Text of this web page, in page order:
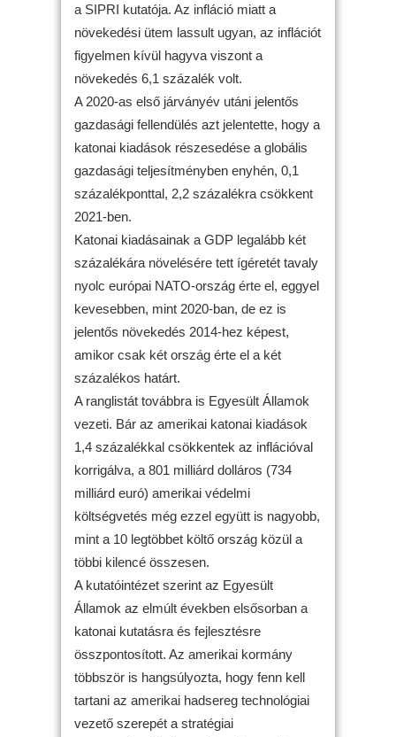
a SIPRI kutatója. Az infláció miatt a
növekedési ütem lassult ugyan, az inflációt
figyelmen kívül hagyva viszont a
növekedés 6,1 százalék volt.
A 2020-as első járványév utáni jelentős
gazdasági fellendülés azt jelentette, hogy a
katonai kiadások részesedése a globális
gazdasági teljesítményben enyhén, 0,1
százalékponttal, 2,2 százalékra csökkent
2021-ben.
Katonai kiadásainak a GDP legalább két
százalékára növelésére tett ígéretét tavaly
nyolc európai NATO-ország érte el, eggyel
kevesebben, mint 2020-ban, de ez is
jelentős növekedés 2014-hez képest,
amikor csak két ország érte el a két
százalékos határt.
A ranglistát továbbra is Egyesült Államok
vezeti. Bár az amerikai katonai kiadások
1,4 százalékkal csökkentek az inflációval
korrigálva, a 801 milliárd dolláros (734
milliárd euró) amerikai védelmi
költségvetés még ezzel együtt is nagyobb,
mint a 10 legtöbbet költő ország közül a
többi kilencé összesen.
A kutatóintézet szerint az Egyesült
Államok az elmúlt években elsősorban a
katonai kutatásra és fejlesztésre
összpontosított. Az amerikai kormány
többször is hangsúlyozta, hogy fenn kell
tartani az amerikai hadsereg technológiai
vezető szerepét a stratégiai